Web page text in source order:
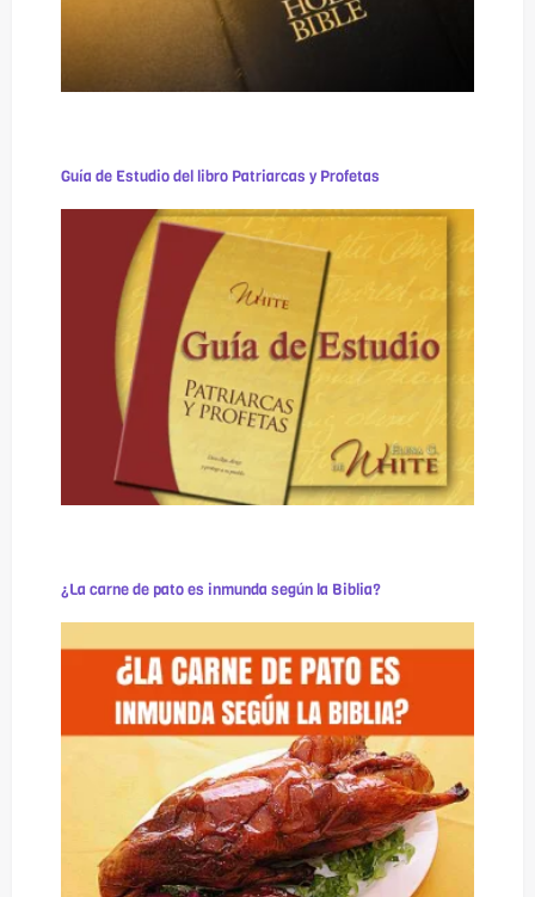
Guía de Estudio del libro Patriarcas y Profetas
¿La carne de pato es inmunda según la Biblia?